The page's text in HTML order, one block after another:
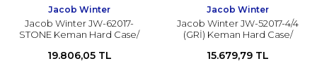
Jacob Winter
Jacob Winter JW-62017-
STONE Keman Hard Case/
19.806,05 TL
Jacob Winter
Jacob Winter JW-52017-4/4
(GRİ) Keman Hard Case/
15.679,79 TL